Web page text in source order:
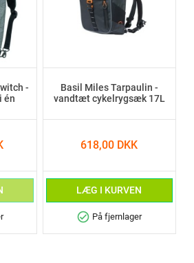
-
én
Basil Miles Tarpaulin -
vandtæt cykelrygsæk 17L
618,00 DKK
LÆG I KURVEN
check_circle På fjernlager